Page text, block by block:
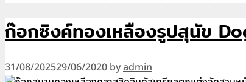
ก๊อกซิงค์ทองเหลืองรูปสุนัข
31/08/202529/06/2020 byadmin